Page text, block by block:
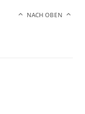
NACH OBEN